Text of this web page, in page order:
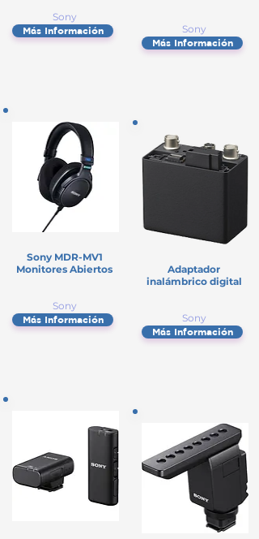
Sony
Más Información
Sony MDR-MV1
Monitores Abiertos
Sony
Más Información
Sony
Más Información
Adaptador
inalámbrico digital
Sony
Más Información